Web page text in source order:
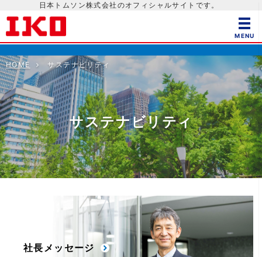
日本トムソン株式会社のオフィシャルサイトです。
HOME サステナビリティ
サステナビリティ
社長メッセージ